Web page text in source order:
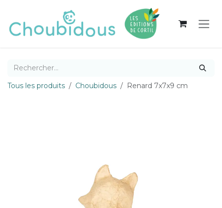
Tous les produits Choubidous Renard 7x7x9 cm